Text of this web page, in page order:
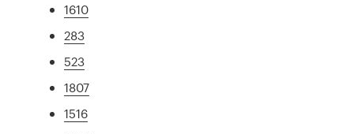
1610
283
523
1807
1516